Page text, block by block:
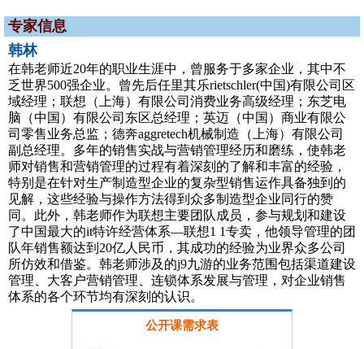
专家信息
韩林
在韩老师近20年的职业生涯中，曾服务于多家企业，其中不
乏世界500强企业。曾先后任里其乐rietschler(中国)有限公司区
域经理；联想（上海）有限公司消费业务高级经理；东芝电
脑（中国）有限公司东区总经理；英迈（中国）商业有限公
司零售业务总监；德奔aggretech机械制造（上海）有限公司
副总经理。多年的销售实战与营销管理经历和磨练，使韩老
师对销售和营销管理的过程有着深刻的了解和丰富的经验，
特别是在针对生产制造型企业的复杂型销售运作具备独到的
见解，这些经验与操作方法得到众多制造型企业同行的赞
同。此外，韩老师作为联想主要团队成员，参与规划和建设
了中国最大的it特许经营体系—联想1 1专卖，他领导管理的团
队年销售额达到20亿人民币，其成功的经验为业界众多公司
所仿效和借鉴。韩老师涉及的j9九游的业务范围包括渠道建设
管理、大客户营销管理、连锁体系发展与管理，对企业销售
体系的各个环节均有深刻的认识。
公开课需求表